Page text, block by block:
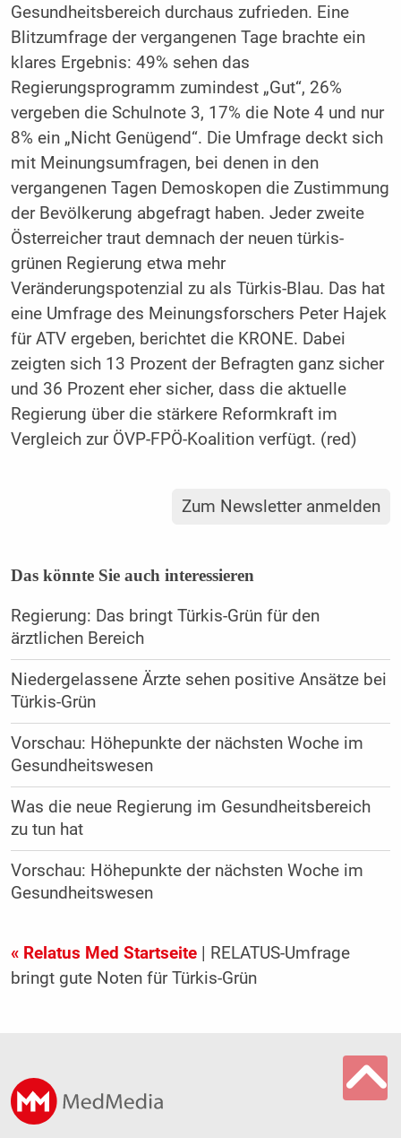
Gesundheitsbereich durchaus zufrieden. Eine
Blitzumfrage der vergangenen Tage brachte ein
klares Ergebnis: 49% sehen das
Regierungsprogramm zumindest „Gut“, 26%
vergeben die Schulnote 3, 17% die Note 4 und nur
8% ein „Nicht Genügend“. Die Umfrage deckt sich
mit Meinungsumfragen, bei denen in den
vergangenen Tagen Demoskopen die Zustimmung
der Bevölkerung abgefragt haben. Jeder zweite
Österreicher traut demnach der neuen türkis-
grünen Regierung etwa mehr
Veränderungspotenzial zu als Türkis-Blau. Das hat
eine Umfrage des Meinungsforschers Peter Hajek
für ATV ergeben, berichtet die KRONE. Dabei
zeigten sich 13 Prozent der Befragten ganz sicher
und 36 Prozent eher sicher, dass die aktuelle
Regierung über die stärkere Reformkraft im
Vergleich zur ÖVP-FPÖ-Koalition verfügt. (red)
Zum Newsletter anmelden
Das könnte Sie auch interessieren
Regierung: Das bringt Türkis-Grün für den
ärztlichen Bereich
Niedergelassene Ärzte sehen positive Ansätze bei
Türkis-Grün
Vorschau: Höhepunkte der nächsten Woche im
Gesundheitswesen
Was die neue Regierung im Gesundheitsbereich
zu tun hat
Vorschau: Höhepunkte der nächsten Woche im
Gesundheitswesen
« Relatus Med Startseite| RELATUS-Umfrage
bringt gute Noten für Türkis-Grün